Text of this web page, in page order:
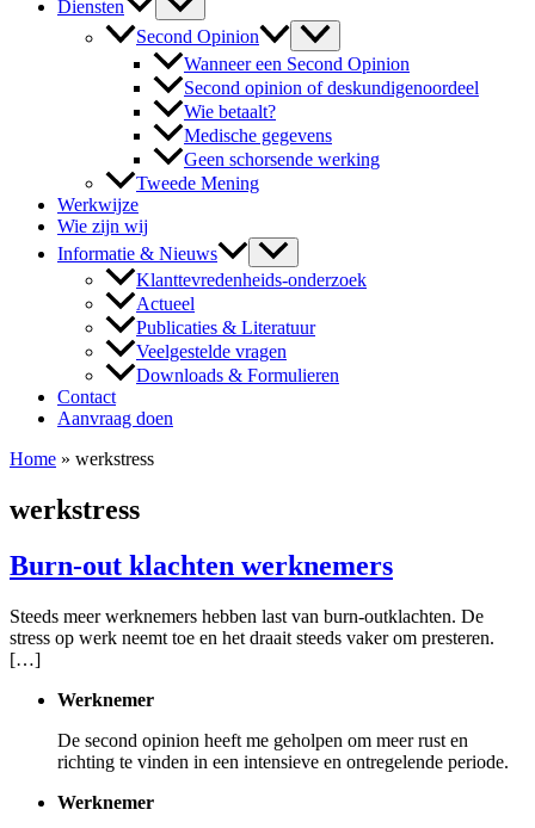
Diensten
Second Opinion
Wanneer een Second Opinion
Second opinion of deskundigenoordeel
Wie betaalt?
Medische gegevens
Geen schorsende werking
Tweede Mening
Werkwijze
Wie zijn wij
Informatie & Nieuws
Klanttevredenheids-onderzoek
Actueel
Publicaties & Literatuur
Veelgestelde vragen
Downloads & Formulieren
Contact
Aanvraag doen
Home » werkstress
werkstress
Burn-out klachten werknemers
Steeds meer werknemers hebben last van burn-outklachten. De
stress op werk neemt toe en het draait steeds vaker om presteren.
[…]
Werknemer
De second opinion heeft me geholpen om meer rust en
richting te vinden in een intensieve en ontregelende periode.
Werknemer